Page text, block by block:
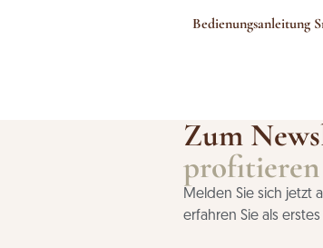
Bedienungsanleitung
Zum
profitieren
Melden Sie sich jetzt
erfahren Sie als